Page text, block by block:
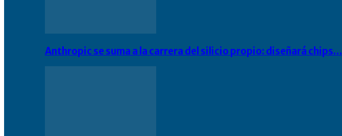
Anthropic se suma a la carrera del silicio propio: diseñará chips…